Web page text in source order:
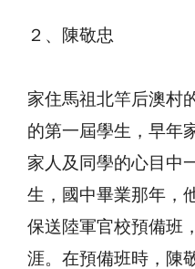
２、陳敬忠
家住馬祖北竿后澳村
的第一屆學生，早年
家人及同學的心目中
生，國中畢業那年，
保送陸軍官校預備班
涯。在預備班時，陳